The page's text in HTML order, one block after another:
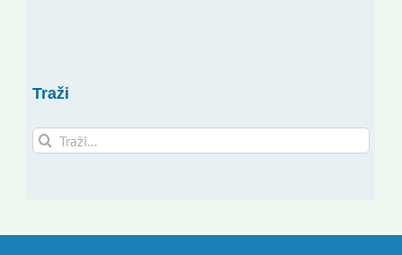
Traži
Traži...